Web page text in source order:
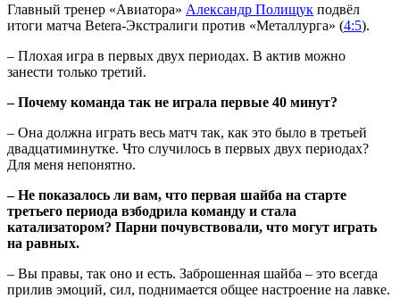
Главный тренер «Авиатора» Александр Полищук подвёл
итоги матча Betera-Экстралиги против «Металлурга» (4:5).
– Плохая игра в первых двух периодах. В актив можно
занести только третий.
– Почему команда так не играла первые 40 минут?
– Она должна играть весь матч так, как это было в третьей
двадцатиминутке. Что случилось в первых двух периодах?
Для меня непонятно.
– Не показалось ли вам, что первая шайба на старте
третьего периода взбодрила команду и стала
катализатором? Парни почувствовали, что могут играть
на равных.
– Вы правы, так оно и есть. Заброшенная шайба – это всегда
прилив эмоций, сил, поднимается общее настроение на лавке.